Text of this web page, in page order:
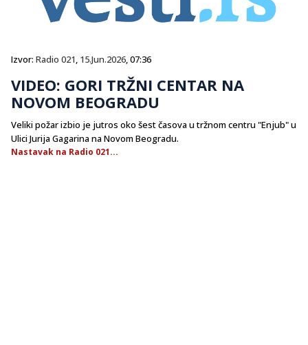
Izvor: Radio 021, 15.Jun.2026, 07:36
VIDEO: GORI TRŽNI CENTAR NA
NOVOM BEOGRADU
Veliki požar izbio je jutros oko šest časova u tržnom centru "Enjub" u
Ulici Jurija Gagarina na Novom Beogradu.
Nastavak na Radio 021...